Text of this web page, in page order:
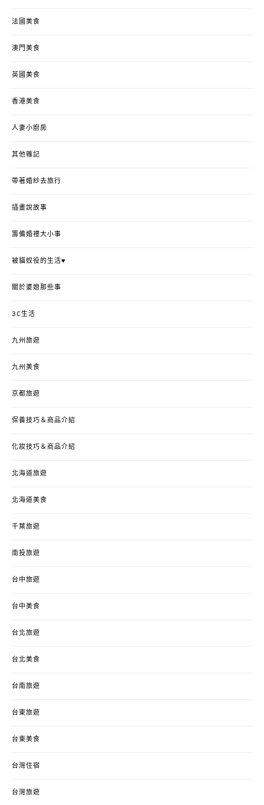
法國美食
澳門美食
英國美食
香港美食
人妻小廚房
其他雜記
帶著婚紗去旅行
插畫說故事
籌備婚禮大小事
被貓奴役的生活♥
關於婆媳那些事
3C生活
九州旅遊
九州美食
京都旅遊
保養技巧＆商品介紹
化妝技巧＆商品介紹
北海道旅遊
北海道美食
千葉旅遊
南投旅遊
台中旅遊
台中美食
台北旅遊
台北美食
台南旅遊
台東旅遊
台東美食
台灣住宿
台灣旅遊